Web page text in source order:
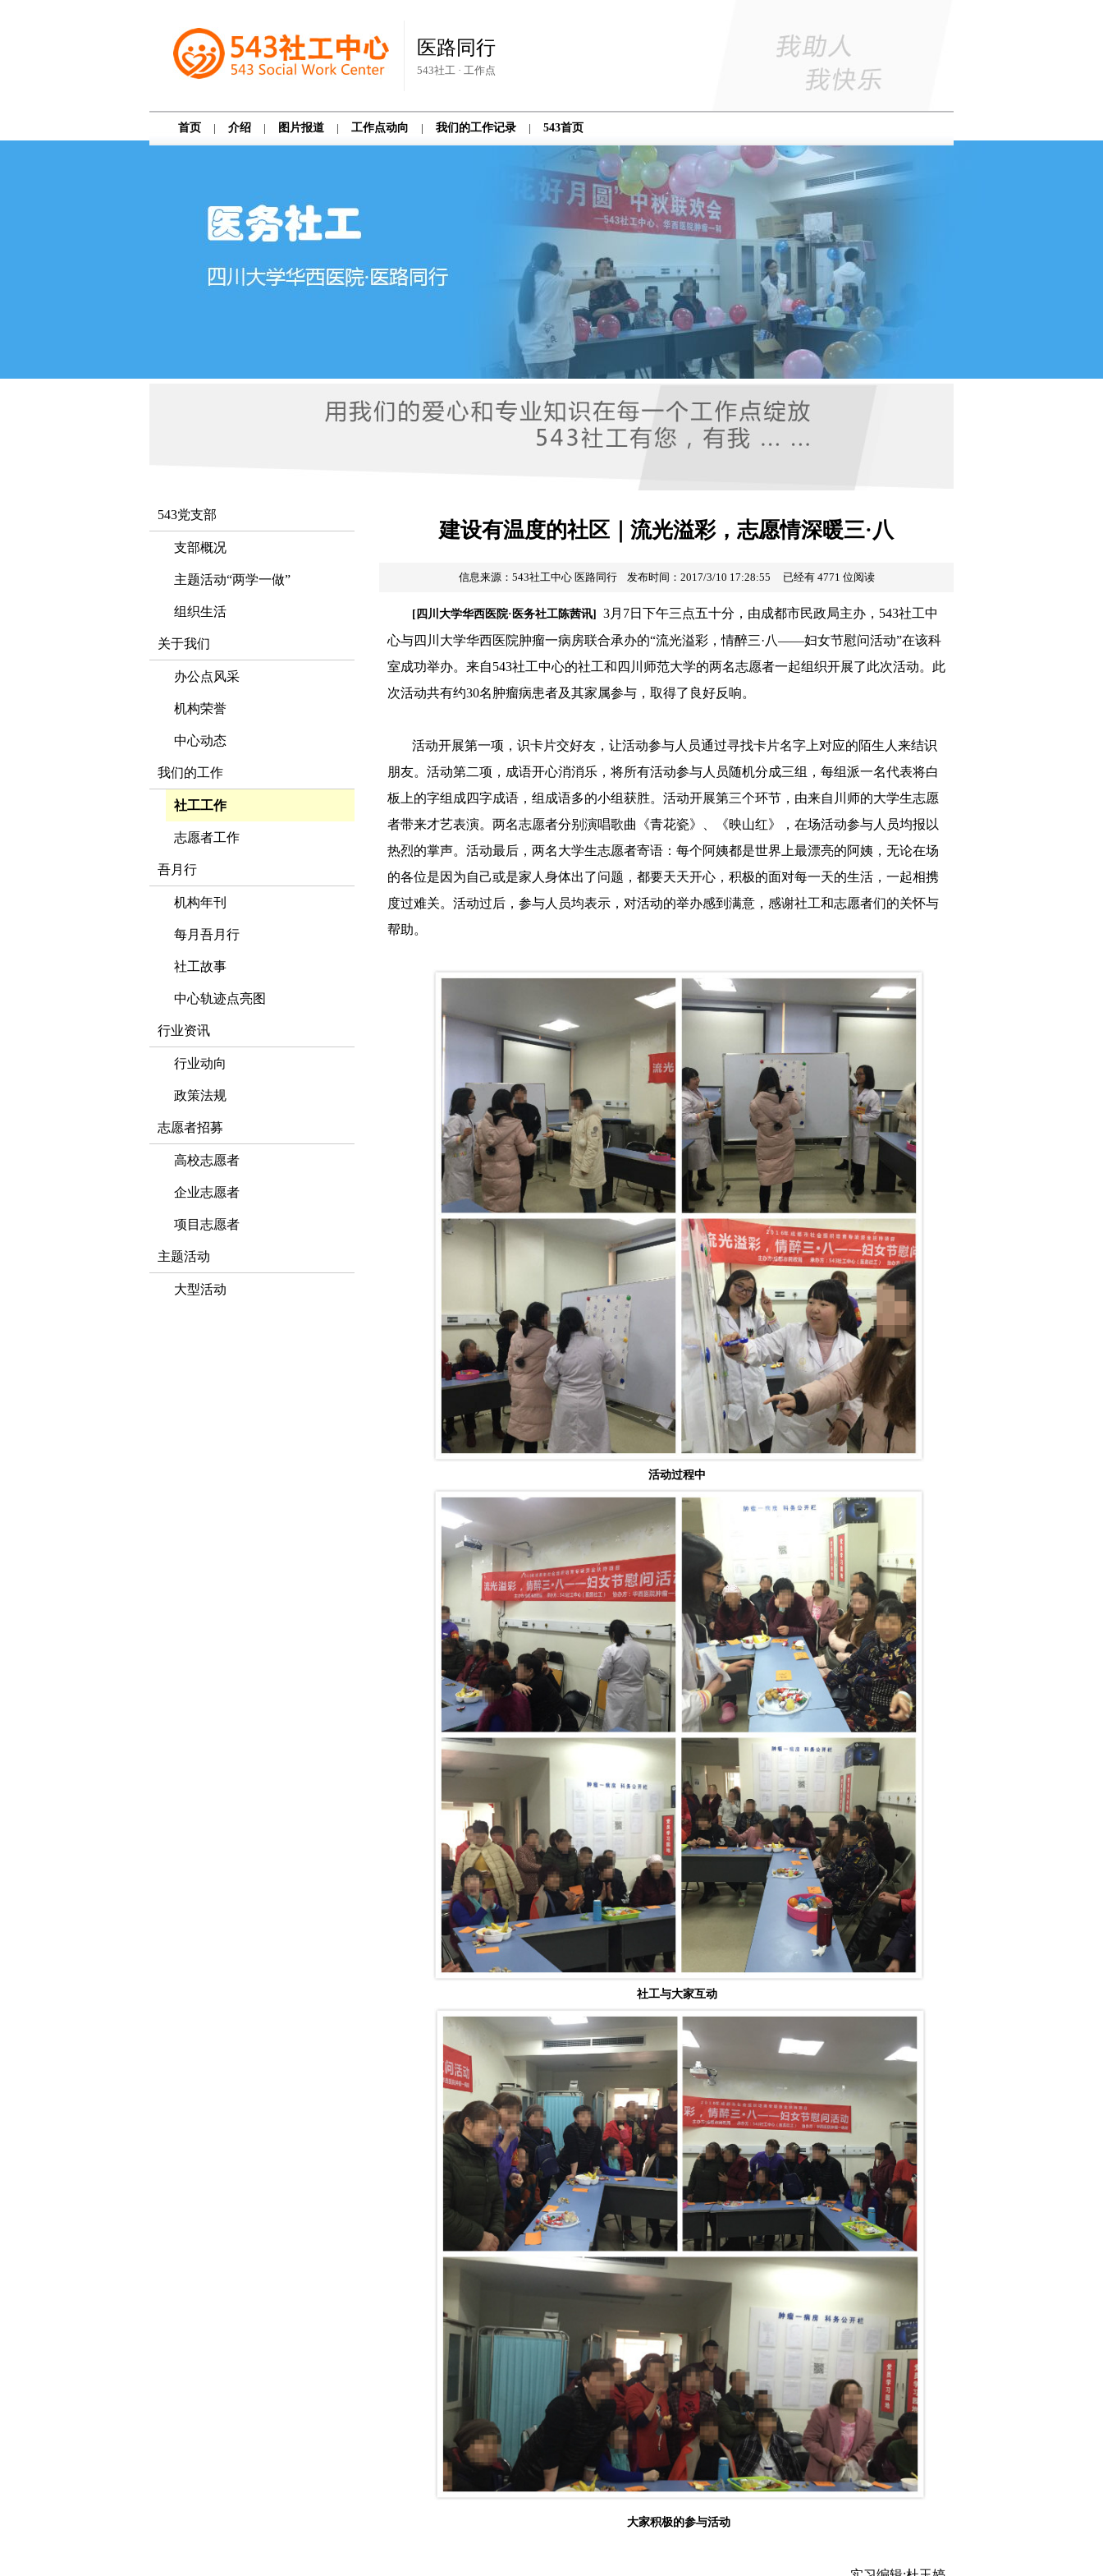
医路同行
543社工 · 工作点
首页 | 介绍 | 图片报道 | 工作点动向 | 我们的工作记录 | 543首页
543党支部
支部概况
主题活动“两学一做”
组织生活
关于我们
办公点风采
机构荣誉
中心动态
我们的工作
社工工作
志愿者工作
吾月行
机构年刊
每月吾月行
社工故事
中心轨迹点亮图
行业资讯
行业动向
政策法规
志愿者招募
高校志愿者
企业志愿者
项目志愿者
主题活动
大型活动
建设有温度的社区｜流光溢彩，志愿情深暖三·八
信息来源： 543社工中心 医路同行发布时间：2017/3/10 17:28:55 已经有 4771 位阅读
[四川大学华西医院·医务社工陈茜讯] 3月7日下午三点五十分，由成都市民政局主办，543社工中
心与四川大学华西医院肿瘤一病房联合承办的“流光溢彩，情醉三·八——妇女节慰问活动”在该科
室成功举办。来自543社工中心的社工和四川师范大学的两名志愿者一起组织开展了此次活动。此
次活动共有约30名肿瘤病患者及其家属参与，取得了良好反响。
活动开展第一项，识卡片交好友，让活动参与人员通过寻找卡片名字上对应的陌生人来结识
朋友。活动第二项，成语开心消消乐，将所有活动参与人员随机分成三组，每组派一名代表将白
板上的字组成四字成语，组成语多的小组获胜。活动开展第三个环节，由来自川师的大学生志愿
者带来才艺表演。两名志愿者分别演唱歌曲《青花瓷》、《映山红》，在场活动参与人员均报以
热烈的掌声。活动最后，两名大学生志愿者寄语：每个阿姨都是世界上最漂亮的阿姨，无论在场
的各位是因为自己或是家人身体出了问题，都要天天开心，积极的面对每一天的生活，一起相携
度过难关。活动过后，参与人员均表示，对活动的举办感到满意，感谢社工和志愿者们的关怀与
帮助。
活动过程中
社工与大家互动
大家积极的参与活动